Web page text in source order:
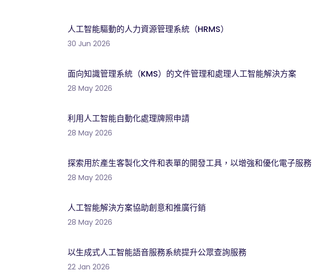
人工智能驅動的人力資源管理系統（HRMS）
30 Jun 2026
面向知識管理系統（KMS）的文件管理和處理人工智能解決方案
28 May 2026
利用人工智能自動化處理牌照申請
28 May 2026
探索用於產生客製化文件和表單的開發工具，以增強和優化電子服務
28 May 2026
人工智能解決方案協助創意和推廣行銷
28 May 2026
以生成式人工智能語音服務系統提升公眾查詢服務
22 Jan 2026